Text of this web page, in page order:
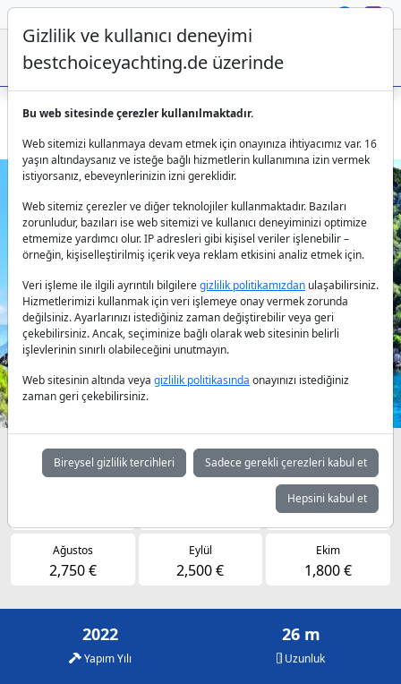
Fethiye’de 26 metrelik Gulet Maya kiralama – lüks tatil
Previous Next
Müsaitlik durumuna göre günlük fiyatlar
Temmuz
2,750 €
Ağustos
2,750 €
Eylül
2,500 €
Ekim
1,800 €
2022
Yapım Yılı
26 m
Uzunluk
Gizlilik ve kullanıcı deneyimi
bestchoiceyachting.de üzerinde
Bu web sitesinde çerezler kullanılmaktadır.
Web sitemizi kullanmaya devam etmek için onayınıza ihtiyacımız var. 16
yaşın altındaysanız ve isteğe bağlı hizmetlerin kullanımına izin vermek
istiyorsanız, ebeveynlerinizin izni gereklidir.
Web sitemiz çerezler ve diğer teknolojiler kullanmaktadır. Bazıları
zorunludur, bazıları ise web sitemizi ve kullanıcı deneyiminizi optimize
etmemize yardımcı olur. IP adresleri gibi kişisel veriler işlenebilir –
örneğin, kişiselleştirilmiş içerik veya reklam etkisini analiz etmek için.
Veri işleme ile ilgili ayrıntılı bilgileregizlilik politikamızdan ulaşabilirsiniz.
Hizmetlerimizi kullanmak için veri işlemeye onay vermek zorunda
değilsiniz. Ayarlarınızı istediğiniz zaman değiştirebilir veya geri
çekebilirsiniz. Ancak, seçiminize bağlı olarak web sitesinin belirli
işlevlerinin sınırlı olabileceğini unutmayın.
Web sitesinin altında veya gizlilik politikasında onayınızı istediğiniz
zaman geri çekebilirsiniz.
Bireysel gizlilik tercihleri Sadece gerekli çerezleri kabul et
Hepsini kabul et